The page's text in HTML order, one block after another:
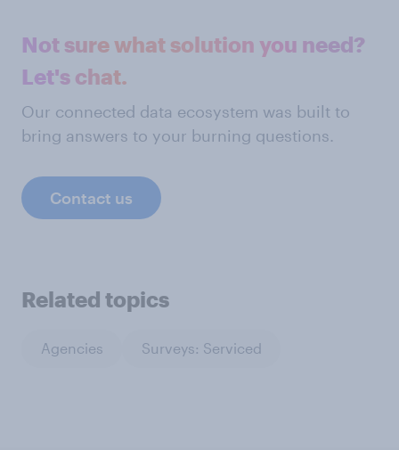
Not sure what solution you need?
Let's chat.
Our connected data ecosystem was built to
bring answers to your burning questions.
Contact us
Related topics
Agencies Surveys: Serviced